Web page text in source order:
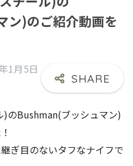
ン)のご紹介動画を
1月5日
のBushman(ブッシュマン)
ぎ目のないタフなナイフで